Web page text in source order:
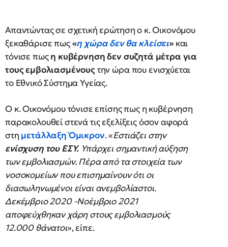
Απαντώντας σε σχετική ερώτηση ο κ. Οικονόμου
ξεκαθάρισε πως«η χώρα δεν θα κλείσει»και
τόνισε πωςη κυβέρνηση δεν συζητά μέτρα για
τους εμβολιασμένουςτην ώρα που ενισχύεται
το Εθνικό Σύστημα Υγείας.
Ο κ. Οικονόμου τόνισε επίσης πως η κυβέρνηση
παρακολουθεί στενά τις εξελίξεις όσον αφορά
στη μετάλλαξη Όμικρον. «Εστιάζει στην
ενίσχυση του ΕΣΥ.Υπάρχει σημαντική αύξηση
των εμβολιασμών. Πέρα από τα στοιχεία των
νοσοκομείων που επισημαίνουν ότι οι
διασωληνωμένοι είναι ανεμβολίαστοι.
Δεκέμβριο 2020 -Νοέμβριο 2021
αποφεύχθηκαν χάρη στους εμβολιασμούς
12.000 θάνατοι», είπε.